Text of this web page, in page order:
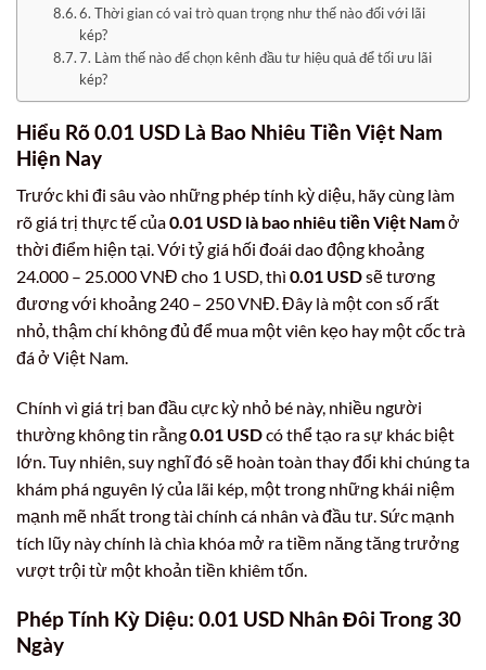
6. Thời gian có vai trò quan trọng như thế nào đối với lãi
kép?
7. Làm thế nào để chọn kênh đầu tư hiệu quả để tối ưu lãi
kép?
Hiểu Rõ 0.01 USD Là Bao Nhiêu Tiền Việt Nam
Hiện Nay
Trước khi đi sâu vào những phép tính kỳ diệu, hãy cùng làm
rõ giá trị thực tế của0.01 USD là bao nhiêu tiền Việt Namở
thời điểm hiện tại. Với tỷ giá hối đoái dao động khoảng
24.000 – 25.000 VNĐ cho 1 USD, thì 0.01 USDsẽ tương
đương với khoảng 240 – 250 VNĐ. Đây là một con số rất
nhỏ, thậm chí không đủ để mua một viên kẹo hay một cốc trà
đá ở Việt Nam.
Chính vì giá trị ban đầu cực kỳ nhỏ bé này, nhiều người
thường không tin rằng0.01 USDcó thể tạo ra sự khác biệt
lớn. Tuy nhiên, suy nghĩ đó sẽ hoàn toàn thay đổi khi chúng ta
khám phá nguyên lý của lãi kép, một trong những khái niệm
mạnh mẽ nhất trong tài chính cá nhân và đầu tư. Sức mạnh
tích lũy này chính là chìa khóa mở ra tiềm năng tăng trưởng
vượt trội từ một khoản tiền khiêm tốn.
Phép Tính Kỳ Diệu: 0.01 USD Nhân Đôi Trong 30
Ngày